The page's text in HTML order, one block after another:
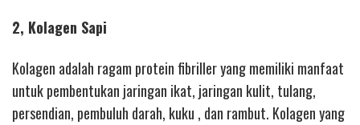
2, Kolagen Sapi
Kolagen adalah ragam protein fibriller yang memiliki manfaat
untuk pembentukan jaringan ikat, jaringan kulit, tulang,
persendian, pembuluh darah, kuku , dan rambut. Kolagen yang